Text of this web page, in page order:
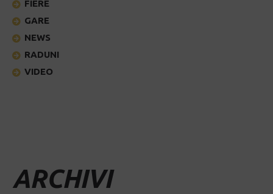
FIERE
GARE
NEWS
RADUNI
VIDEO
ARCHIVI